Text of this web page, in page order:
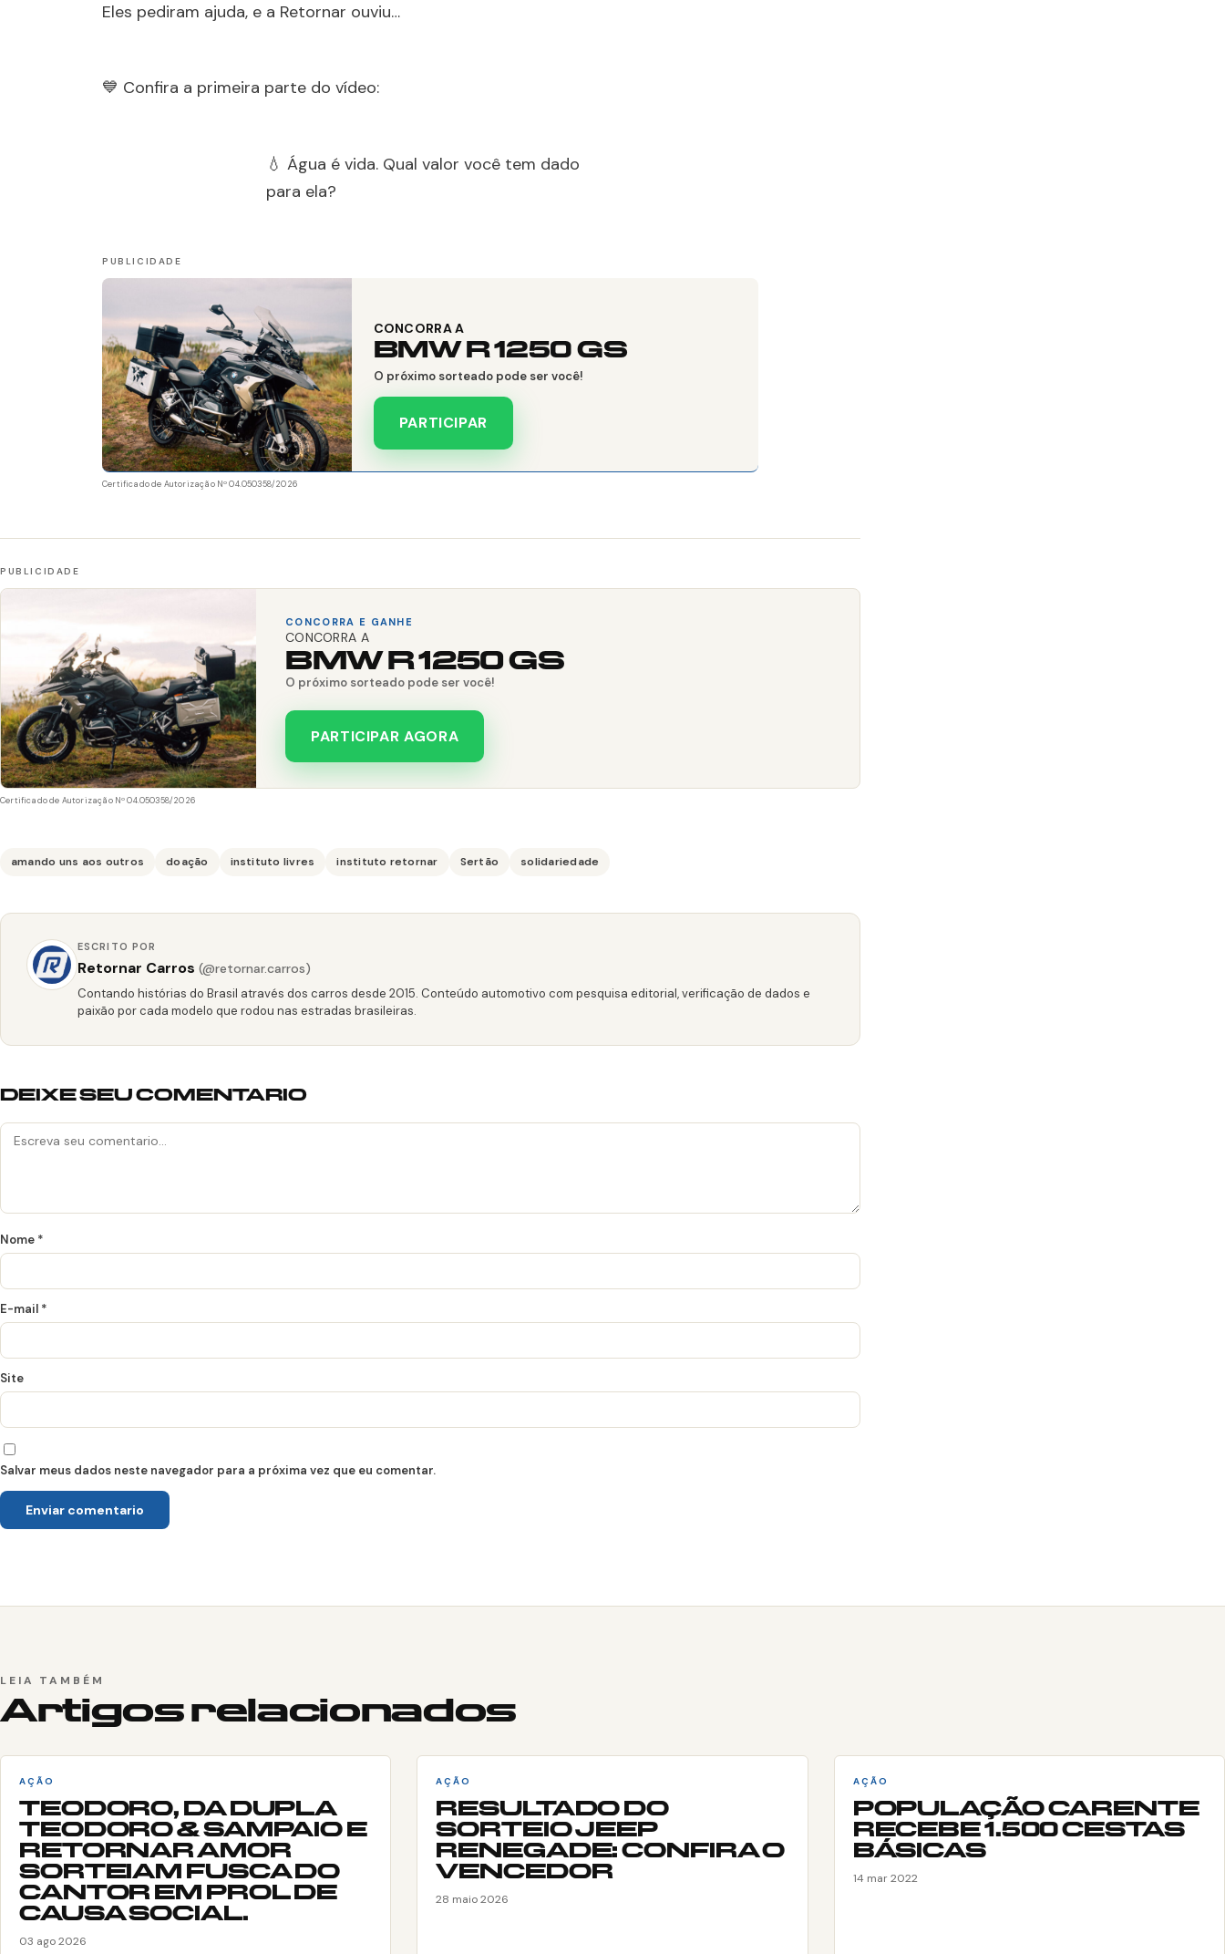
Eles pediram ajuda, e a Retornar ouviu…
💙 Confira a primeira parte do vídeo:
💧 Água é vida. Qual valor você tem dado
para ela?
CONCORRA A
BMW R 1250 GS
O próximo sorteado pode ser você!
PARTICIPAR
Certificado de Autorização Nº 04.050358/2026
CONCORRA E GANHE
CONCORRA A
BMW R 1250 GS
O próximo sorteado pode ser você!
PARTICIPAR AGORA
Certificado de Autorização Nº 04.050358/2026
amando uns aos outros doação instituto livres instituto retornar Sertão solidariedade
ESCRITO POR
Retornar Carros (@retornar.carros)
Contando histórias do Brasil através dos carros desde 2015. Conteúdo automotivo com pesquisa editorial, verificação de dados e
paixão por cada modelo que rodou nas estradas brasileiras.
DEIXE SEU COMENTARIO
Nome *
E-mail *
Site
Salvar meus dados neste navegador para a próxima vez que eu comentar.
LEIA TAMBÉM
Artigos relacionados
AÇÃO
TEODORO, DA DUPLA
TEODORO & SAMPAIO E
RETORNAR AMOR
SORTEIAM FUSCA DO
CANTOR EM PROL DE
CAUSA SOCIAL.
03 ago 2026
AÇÃO
RESULTADO DO
SORTEIO JEEP
RENEGADE: CONFIRA O
VENCEDOR
28 maio 2026
AÇÃO
POPULAÇÃO CARENTE
RECEBE 1.500 CESTAS
BÁSICAS
14 mar 2022